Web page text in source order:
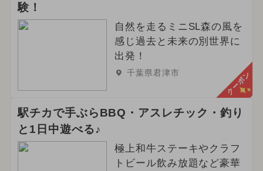
験！
自然を走るミニSL森の風を
感じ過去と未来の別世界に
出発！
千葉県君津市 クーポン
駅チカで手ぶらBBQ・アスレチック・釣り
と1日中遊べる♪
極上和牛ステーキやクラフ
トビール飲み放題など豪華